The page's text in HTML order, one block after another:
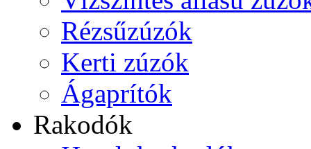
Rézsűzúzók
Kerti zúzók
Ágaprítók
Rakodók